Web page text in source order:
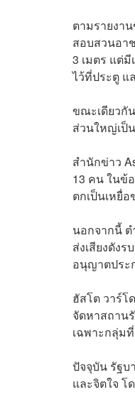
ตามรายงา
สอบสวนอา
3 เมตร แต่
ไว้ที่ประตู แ
ขณะเดียวกั
ส่วนใหญ่เป็
สำนักข่าว
13 คน ในข้
ตกเป็นเหยื่
นอกจากนี้ ต
ส่งเสียงดัง
อนุญาตประ
ฮัสโต วาร์โ
จัดหาสถาน
เฉพาะกลุ่ม
ปัจจุบัน รัฐบ
และจิตใจ โ